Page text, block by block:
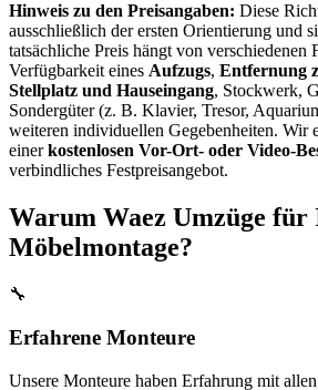
Hinweis zu den Preisangaben: Diese
ausschließlich der ersten Orientierung und
tatsächliche Preis hängt von verschiedenen
Verfügbarkeit eines Aufzugs, Entfernung
Stellplatz und Hauseingang, Stockwerk,
Sondergüter (z. B. Klavier, Tresor,
weiteren individuellen Gegebenheiten. Wir
einerkostenlosen Vor-Ort- oder Video-
verbindliches Festpreisangebot.
Warum Waez Umzüge für
Möbelmontage?
🔧
Erfahrene Monteure
Unsere Monteure haben Erfahrung mit